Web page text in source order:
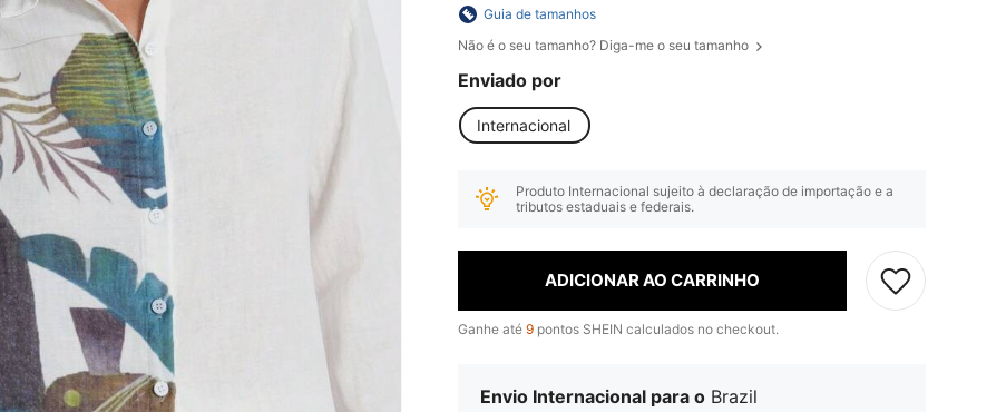
Guia de tamanhos
Não é o seu tamanho? Diga-me o seu tamanho
Enviado por
Internacional
Produto Internacional sujeito à declaração de importação e a
tributos estaduais e federais.
ADICIONAR AO CARRINHO
Ganhe até 9 pontos SHEIN calculados no checkout.
Envio Internacional para o Brazil